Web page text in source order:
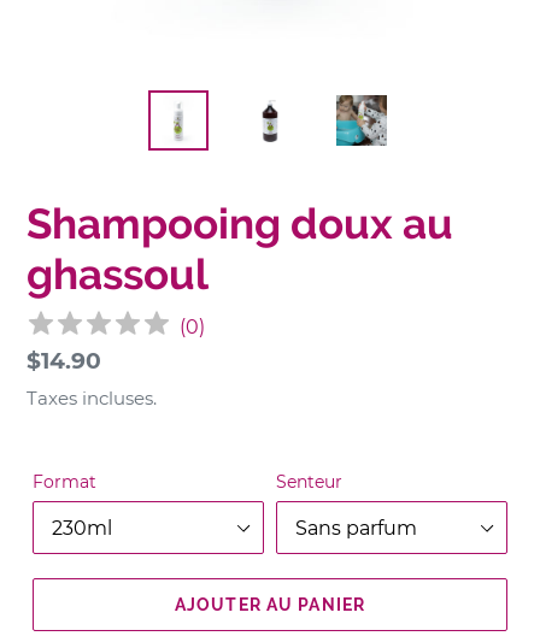
Shampooing doux au
ghassoul
(0)
Prix
normal
$14.90
Taxes incluses.
Format Senteur
AJOUTER AU PANIER